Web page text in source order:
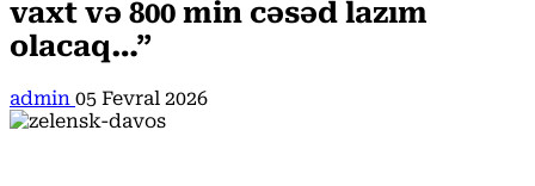
vaxt və 800 min cəsəd lazım
olacaq…”
admin 05 Fevral 2026